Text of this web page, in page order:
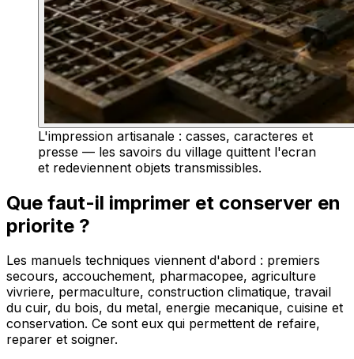
L'impression artisanale : casses, caracteres et
presse — les savoirs du village quittent l'ecran
et redeviennent objets transmissibles.
Que faut-il imprimer et conserver en
priorite ?
Les manuels techniques viennent d'abord : premiers
secours, accouchement, pharmacopee, agriculture
vivriere, permaculture, construction climatique, travail
du cuir, du bois, du metal, energie mecanique, cuisine et
conservation. Ce sont eux qui permettent de refaire,
reparer et soigner.